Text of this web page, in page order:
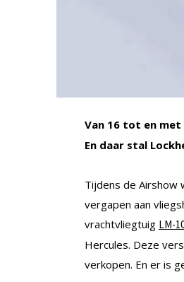
Van 16 tot en
En daar stal
Tijdens de Airshow
vergapen aan
vrachtvliegtuig LM-
Hercules. Deze
verkopen. En er is